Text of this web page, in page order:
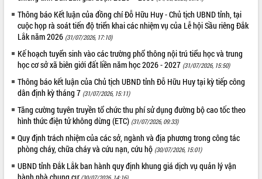
Tiến
Gặp mặt các cơ quan báo chí nhân Kỷ
niệm 101 năm Ngày Báo chí Cách
mạng Việt Nam
Đắk Lắk sơ kết 4 năm triển khai thực
hiện Đề án 06 của Chính phủ
Họp báo thông tin về Hội nghị Công bố
Quy hoạch và Xúc tiến đầu tư tỉnh Đắk
Lắk
giải ngân vốn khắc phục thiên tai
HĐND tỉnh thông qua điều chỉnh Quy
hoạch tỉnh thời kỳ 2021-2030
Thông báo Kết luận của đồng chí Đỗ Hữu Huy - Chủ tịch UBND tỉnh, tại
cuộc họp rà soát tiến độ triển khai các nhiệm vụ của Lễ hội Sầu riêng Đắk
Lắk năm 2026 (31/07/2026, 17:10)
Kế hoạch tuyển sinh vào các trường phổ thông nội trú tiểu học và trung
học cơ sở xã biên giới đất liền năm học 2026 - 2027 (31/07/2026, 15:50)
Thông báo kết luận của Chủ tịch UBND tỉnh Đỗ Hữu Huy tại kỳ tiếp công
dân định kỳ tháng 7 (31/07/2026, 15:11)
Tăng cường tuyên truyền tổ chức thu phí sử dụng đường bộ cao tốc theo
hình thức điện tử không dừng (ETC) (31/07/2026, 09:33)
Quy định trách nhiệm của các sở, ngành và địa phương trong công tác
phòng cháy, chữa cháy và cứu nạn, cứu hộ (30/07/2026, 15:01)
UBND tỉnh Đắk Lắk ban hành quy định khung giá dịch vụ quản lý vận